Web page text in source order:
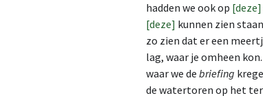
hadden we ook op [deze]
[deze] kunnen zien
zo zien dat er een
lag, waar je omheen
waar we de briefing
de watertoren op het